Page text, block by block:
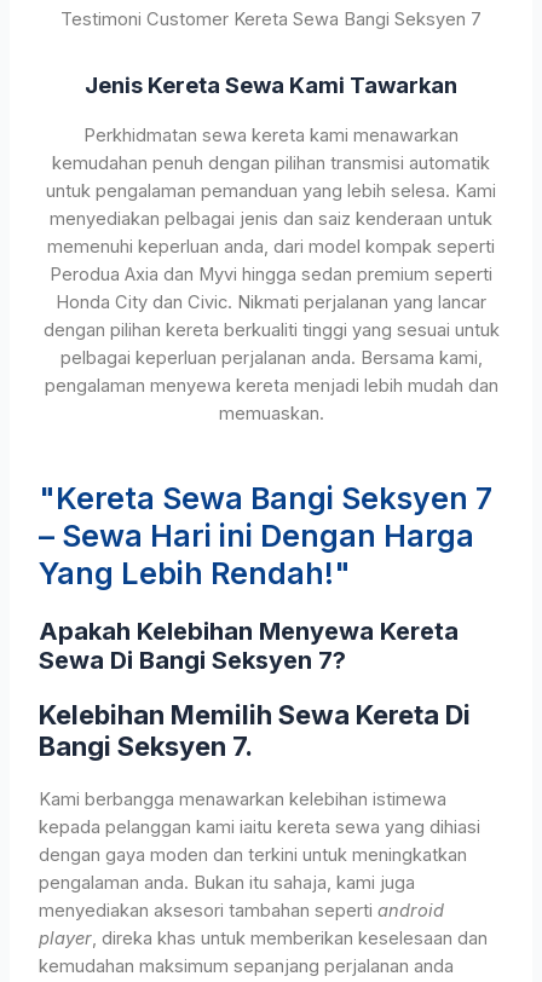
Testimoni Customer Kereta Sewa Bangi Seksyen 7
Jenis Kereta Sewa Kami Tawarkan
Perkhidmatan sewa kereta kami menawarkan
kemudahan penuh dengan pilihan transmisi automatik
untuk pengalaman pemanduan yang lebih selesa. Kami
menyediakan pelbagai jenis dan saiz kenderaan untuk
memenuhi keperluan anda, dari model kompak seperti
Perodua Axia dan Myvi hingga sedan premium seperti
Honda City dan Civic. Nikmati perjalanan yang lancar
dengan pilihan kereta berkualiti tinggi yang sesuai untuk
pelbagai keperluan perjalanan anda. Bersama kami,
pengalaman menyewa kereta menjadi lebih mudah dan
memuaskan.
"Kereta Sewa Bangi Seksyen 7
– Sewa Hari ini Dengan Harga
Yang Lebih Rendah!"
Apakah Kelebihan Menyewa Kereta
Sewa Di Bangi Seksyen 7?
Kelebihan Memilih Sewa Kereta Di
Bangi Seksyen 7.
Kami berbangga menawarkan kelebihan istimewa
kepada pelanggan kami iaitu kereta sewa yang dihiasi
dengan gaya moden dan terkini untuk meningkatkan
pengalaman anda. Bukan itu sahaja, kami juga
menyediakan aksesori tambahan sepertiandroid
player, direka khas untuk memberikan keselesaan dan
kemudahan maksimum sepanjang perjalanan anda